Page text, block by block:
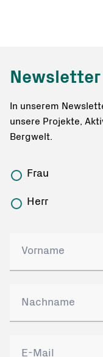
Newsletter
In unserem
unsere Projekte,
Bergwelt.
Frau
Herr